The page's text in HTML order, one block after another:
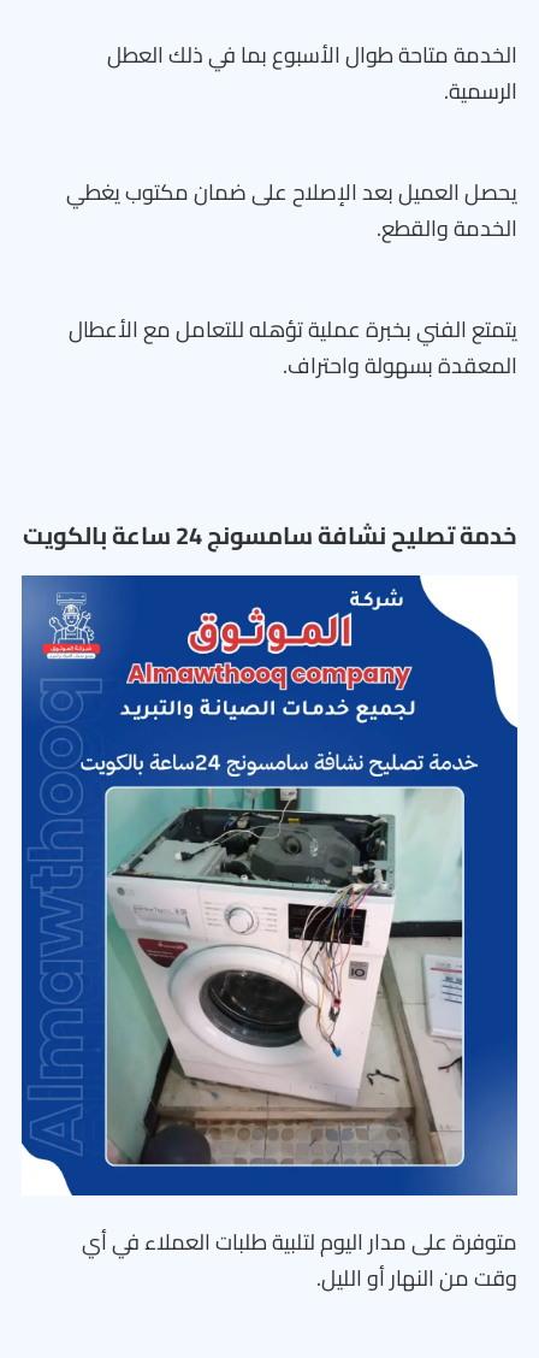
الخدمة متاحة طوال الأسبوع بما في ذلك العطل
الرسمية.
يحصل العميل بعد الإصلاح على ضمان مكتوب يغطي
الخدمة والقطع.
يتمتع الفني بخبرة عملية تؤهله للتعامل مع الأعطال
المعقدة بسهولة واحتراف.
خدمة تصليح نشافة سامسونج 24 ساعة بالكويت
متوفرة على مدار اليوم لتلبية طلبات العملاء في أي
وقت من النهار أو الليل.